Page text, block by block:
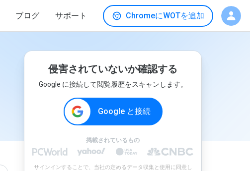
ブログ サポート ChromeにWOTを追加
侵害されていないか確認する
Google に接続して閲覧履歴をスキャンします。
Google と接続
掲載されているもの
サインインすることで、当社の定めるデータ収集と使用に同意し